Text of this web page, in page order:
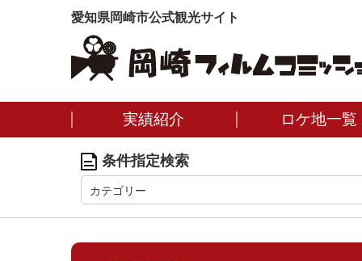
愛知県岡崎市公式観光サイト
実績紹介 ロケ地一覧
条件指定検索
カテゴリー